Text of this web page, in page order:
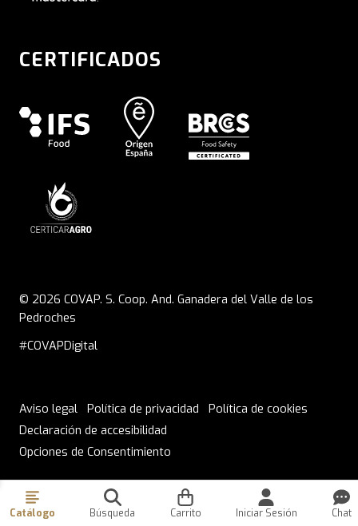
ENVÍOS A EUROPA DE 6 A 8 DÍAS
CERTIFICADOS
© 2026 COVAP. S. Coop. And. Ganadera del Valle de los
Pedroches
#COVAPDigital
Aviso legal Política de privacidad
Política de cookies
Declaración de accesibilidad
Opciones de Consentimiento
Catálogo Búsqueda Carrito Iniciar Sesión Chat